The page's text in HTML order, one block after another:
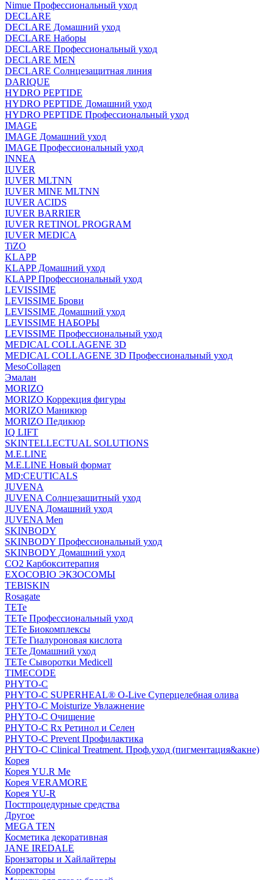
Nimue Профессиональный уход
DECLARE
DECLARE Домашний уход
DECLARE Наборы
DECLARE Профессиональный уход
DECLARE MEN
DECLARE Солнцезащитная линия
DARIQUE
HYDRO PEPTIDE
HYDRO PEPTIDE Домашний уход
HYDRO PEPTIDE Профессиональный уход
IMAGE
IMAGE Домашний уход
IMAGE Профессиональный уход
INNEA
IUVER
IUVER MLTNN
IUVER MINE MLTNN
IUVER ACIDS
IUVER BARRIER
IUVER RETINOL PROGRAM
IUVER MEDICA
TiZO
KLAPP
KLAPP Домашний уход
KLAPP Профессиональный уход
LEVISSIME
LEVISSIME Брови
LEVISSIME Домашний уход
LEVISSIME НАБОРЫ
LEVISSIME Профессиональный уход
MEDICAL COLLAGENE 3D
MEDICAL COLLAGENE 3D Профессиональный уход
MesoCollagen
Эмалан
MORIZO
MORIZO Коррекция фигуры
MORIZO Маникюр
MORIZO Педикюр
IQ LIFT
SKINTELLECTUAL SOLUTIONS
M.E.LINE
M.E.LINE Новый формат
MD:CEUTICALS
JUVENA
JUVENA Солнцезащитный уход
JUVENA Домашний уход
JUVENA Men
SKINBODY
SKINBODY Профессиональный уход
SKINBODY Домашний уход
CO2 Карбокситерапия
EXOCOBIO ЭКЗОСОМЫ
TEBISKIN
Rosagate
TETe
TETe Профессиональный уход
TETe Биокомплексы
TETe Гиалуроновая кислота
TETe Домашний уход
TETe Сыворотки Medicell
TIMECODE
PHYTO-C
PHYTO-C SUPERHEAL® O-Live Суперцелебная олива
PHYTO-C Moisturize Увлажнение
PHYTO-C Очищение
PHYTO-C Rx Ретинол и Селен
PHYTO-C Prevent Профилактика
PHYTO-C Clinical Treatment. Проф.уход (пигментация&акне)
Корея
Корея YU.R Me
Корея VERAMORE
Корея YU-R
Постпроцедурные средства
Другое
MEGA TEN
Косметика декоративная
JANE IREDALE
Бронзаторы и Хайлайтеры
Корректоры